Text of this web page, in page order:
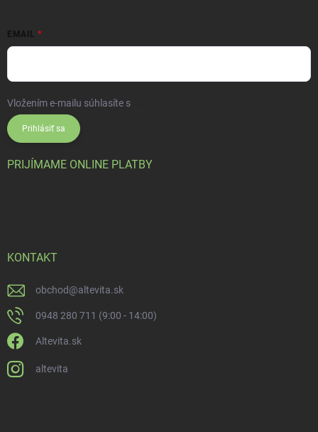
EMAIL
Vložením e-mailu súhlasíte s
Prihlásiť sa
PRIJÍMAME ONLINE PLATBY
KONTAKT
obchod@altevita.sk
0948 280 711 (9:00 - 14:00)
Altevita.sk
altevita